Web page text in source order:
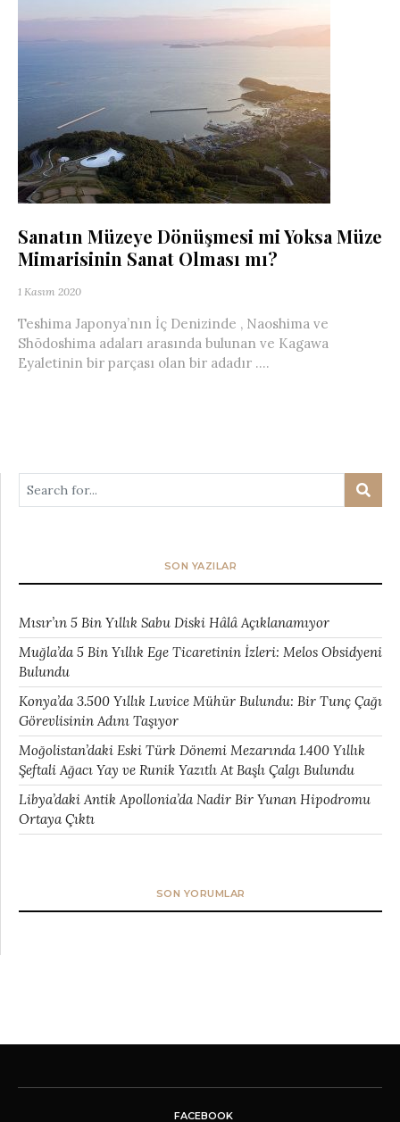
Sanatın Müzeye Dönüşmesi mi Yoksa Müze
Mimarisinin Sanat Olması mı?
1 Kasım 2020
Teshima Japonya’nın İç Denizinde , Naoshima ve
Shōdoshima adaları arasında bulunan ve Kagawa
Eyaletinin bir parçası olan bir adadır ....
SON YAZILAR
Mısır’ın 5 Bin Yıllık Sabu Diski Hâlâ Açıklanamıyor
Muğla’da 5 Bin Yıllık Ege Ticaretinin İzleri: Melos Obsidyeni
Bulundu
Konya’da 3.500 Yıllık Luvice Mühür Bulundu: Bir Tunç Çağı
Görevlisinin Adını Taşıyor
Moğolistan’daki Eski Türk Dönemi Mezarında 1.400 Yıllık
Şeftali Ağacı Yay ve Runik Yazıtlı At Başlı Çalgı Bulundu
Libya’daki Antik Apollonia’da Nadir Bir Yunan Hipodromu
Ortaya Çıktı
SON YORUMLAR
FACEBOOK